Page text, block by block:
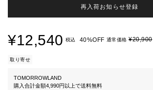
再入荷お知らせ登録
¥12,540 税込 40%OFF 通常価格 ¥20,900
取り寄せ
TOMORROWLAND
購入合計金額4,990円以上で送料無料